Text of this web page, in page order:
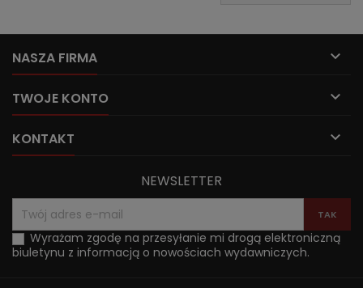
NASZA FIRMA 
TWOJE KONTO 
KONTAKT 
NEWSLETTER
Wyrażam zgodę na przesyłanie mi drogą elektroniczną
biuletynu z informacją o nowościach wydawniczych.